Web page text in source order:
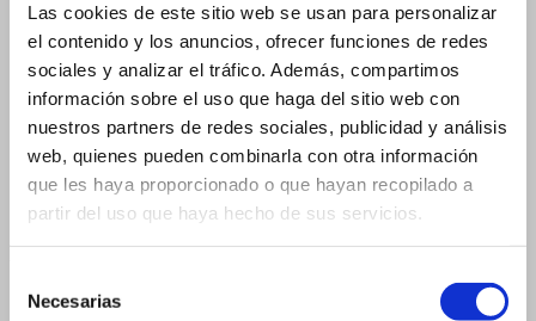
Las cookies de este sitio web se usan para personalizar
el contenido y los anuncios, ofrecer funciones de redes
sociales y analizar el tráfico. Además, compartimos
información sobre el uso que haga del sitio web con
nuestros partners de redes sociales, publicidad y análisis
web, quienes pueden combinarla con otra información
que les haya proporcionado o que hayan recopilado a
partir del uso que haya hecho de sus servicios.
Necesarias
15 ml
15 ml - 19x88 mm
15 ml - 23x57 mm
20 ml
20 ml - 19x105 mm
20 ml - 26x60 mm
Frascos para cuentagotas
2 ml